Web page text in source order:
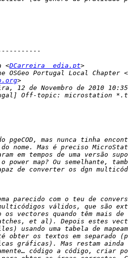
<DCarreira  edia.pt